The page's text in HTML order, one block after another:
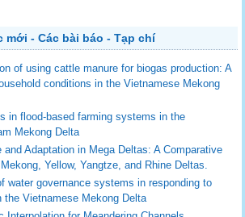
mới - Các bài báo - Tạp chí
of using cattle manure for biogas production: A
conditions in the Vietnamese Mekong
in flood-based farming systems in the
Mekong Delta
and Adaptation in Mega Deltas: A Comparative
Yellow, Yangtze, and Rhine Deltas.
water governance systems in responding to
the Vietnamese Mekong Delta